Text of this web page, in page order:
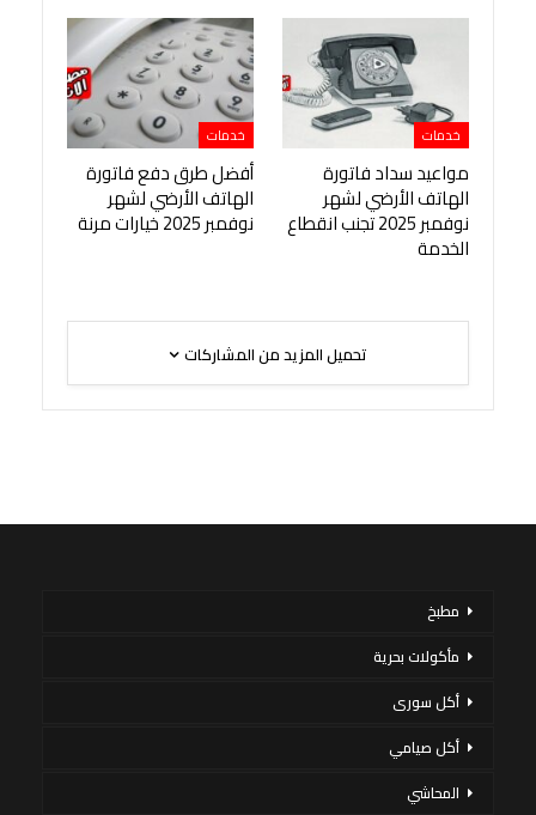
خدمات
مواعيد سداد فاتورة
الهاتف الأرضي لشهر
نوفمبر 2025 تجنب انقطاع
الخدمة
خدمات
أفضل طرق دفع فاتورة
الهاتف الأرضي لشهر
نوفمبر 2025 خيارات مرنة
تحميل المزيد من المشاركات
مطبخ
مأكولات بحرية
أكل سورى
أكل صيامي
المحاشي